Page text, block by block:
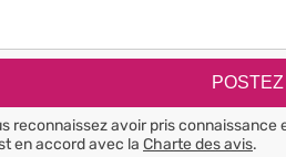
reconnaissez avoir pris connaissance
en accord avec la Charte des avis.